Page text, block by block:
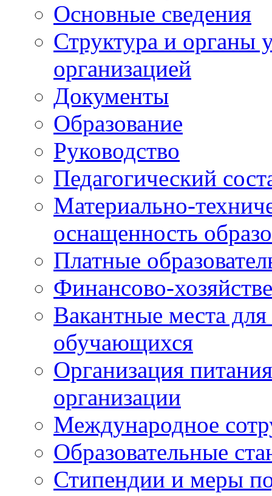
Основные сведения
Структура и органы
организацией
Документы
Образование
Руководство
Педагогический
Материально-
оснащенность
Платные
Финансово-
Вакантные места
обучающихся
Организация
организации
Международное
Образовательные
Стипендии и меры